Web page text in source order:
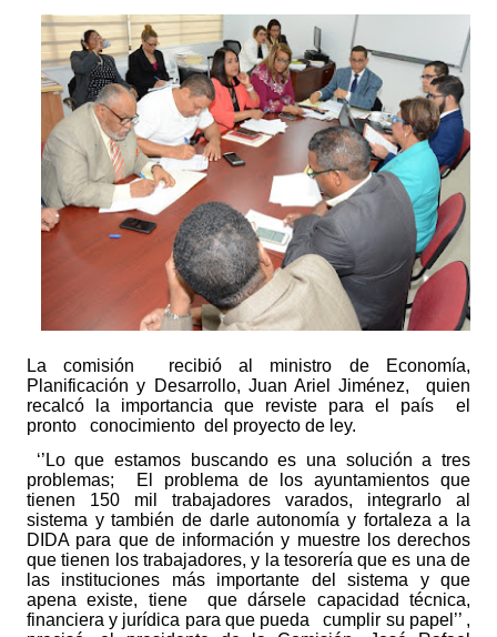
La comisión recibió al ministro de Economía,
Planificación y Desarrollo, Juan Ariel Jiménez,
quien
recalcó la importancia que reviste para el país
el
pronto
conocimiento del proyecto de ley.
‘’Lo que estamos buscando es una solución a tres
problemas;
El problema de los ayuntamientos que
tienen 150 mil trabajadores varados, integrarlo al
sistema y también de darle autonomía y fortaleza a la
DIDA para que de información y muestre los derechos
que tienen los trabajadores, y la tesorería que es una de
las instituciones más importante del sistema y que
apena existe, tiene
que dársele capacidad técnica,
financiera y jurídica para que pueda
cumplir su papel’’ ,